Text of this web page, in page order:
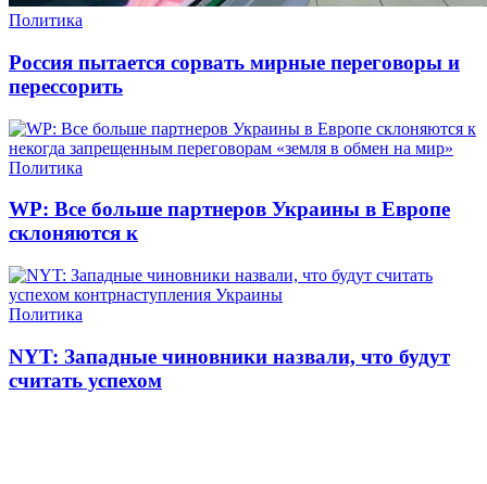
Политика
Россия пытается сорвать мирные переговоры и
перессорить
Политика
WP: Все больше партнеров Украины в Европе
склоняются к
Политика
NYT: Западные чиновники назвали, что будут
считать успехом